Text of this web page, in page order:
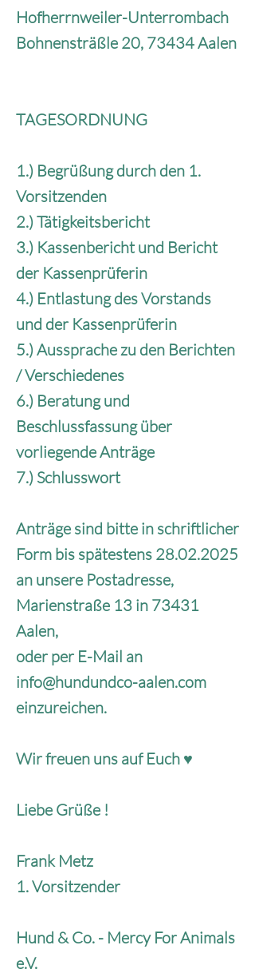
Hofherrnweiler-Unterrombach
Bohnensträßle 20, 73434 Aalen
TAGESORDNUNG
1.) Begrüßung durch den 1.
Vorsitzenden
2.) Tätigkeitsbericht
3.) Kassenbericht und Bericht
der Kassenprüferin
4.) Entlastung des Vorstands
und der Kassenprüferin
5.) Aussprache zu den Berichten
/ Verschiedenes
6.) Beratung und
Beschlussfassung über
vorliegende Anträge
7.) Schlusswort
Anträge sind bitte in schriftlicher
Form bis spätestens 28.02.2025
an unsere Postadresse,
Marienstraße 13 in 73431
Aalen,
oder per E-Mail an
info@hundundco-aalen.com
einzureichen.
Wir freuen uns auf Euch ♥
Liebe Grüße !
Frank Metz
1. Vorsitzender
Hund & Co. - Mercy For Animals
e.V.